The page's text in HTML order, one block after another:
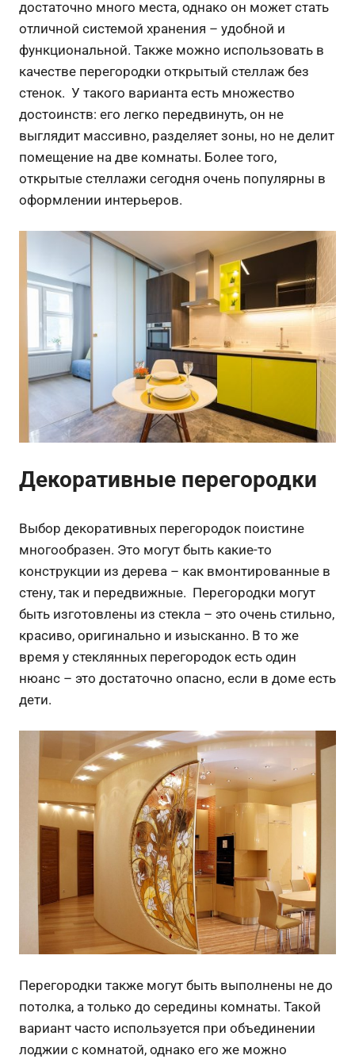
достаточно много места, однако он может стать
отличной системой хранения – удобной и
функциональной. Также можно использовать в
качестве перегородки открытый стеллаж без
стенок. У такого варианта есть множество
достоинств: его легко передвинуть, он не
выглядит массивно, разделяет зоны, но не делит
помещение на две комнаты. Более того,
открытые стеллажи сегодня очень популярны в
оформлении интерьеров.
Декоративные перегородки
Выбор декоративных перегородок поистине
многообразен. Это могут быть какие-то
конструкции из дерева – как вмонтированные в
стену, так и передвижные. Перегородки могут
быть изготовлены из стекла – это очень стильно,
красиво, оригинально и изысканно. В то же
время у стеклянных перегородок есть один
нюанс – это достаточно опасно, если в доме есть
дети.
Перегородки также могут быть выполнены не до
потолка, а только до середины комнаты. Такой
вариант часто используется при объединении
лоджии с комнатой, однако его же можно